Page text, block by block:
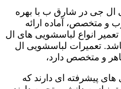
ال جی در شارق ب با بهره
و متخصص، آماده ارائه
انواع لباسشویی های ال
تعمیرات لباسشویی ال
و متخصص دارد،
های پیشرفته ای دارند که